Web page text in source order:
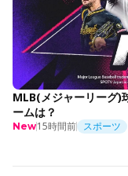
MLB(メジャーリーグ)
ームは？
New15時間前 スポーツ